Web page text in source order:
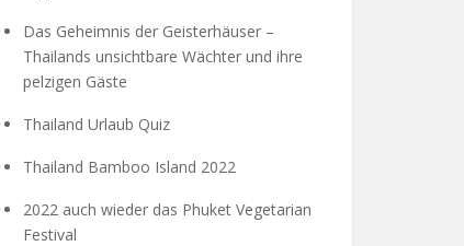
Das Geheimnis der Geisterhäuser –
Thailands unsichtbare Wächter und ihre
pelzigen Gäste
Thailand Urlaub Quiz
Thailand Bamboo Island 2022
2022 auch wieder das Phuket Vegetarian
Festival